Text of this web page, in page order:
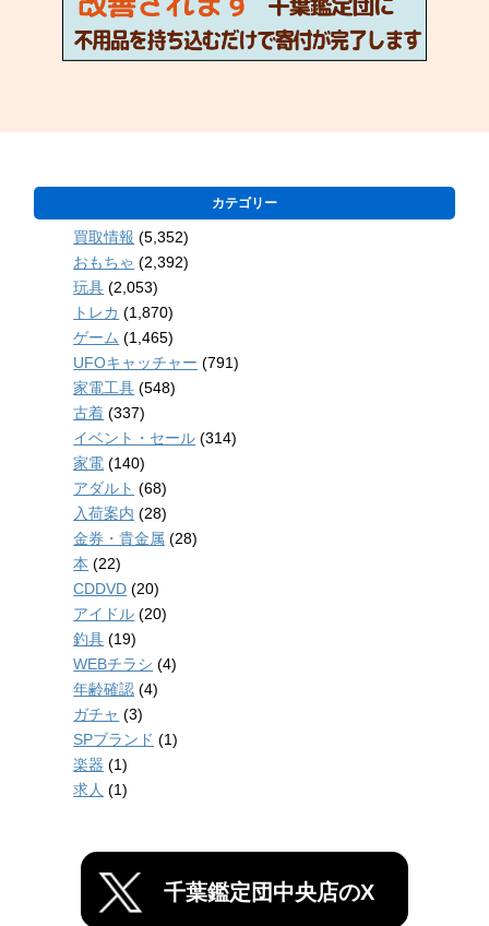
カテゴリー
買取情報 (5,352)
おもちゃ (2,392)
玩具 (2,053)
トレカ (1,870)
ゲーム (1,465)
UFOキャッチャー (791)
家電工具 (548)
古着 (337)
イベント・セール (314)
家電 (140)
アダルト (68)
入荷案内 (28)
金券・貴金属 (28)
本 (22)
CDDVD (20)
アイドル (20)
釣具 (19)
WEBチラシ (4)
年齢確認 (4)
ガチャ (3)
SPブランド (1)
楽器 (1)
求人 (1)
千葉鑑定団中央店のX